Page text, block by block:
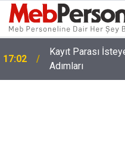
17:02
Kayıt Parası
Adımları